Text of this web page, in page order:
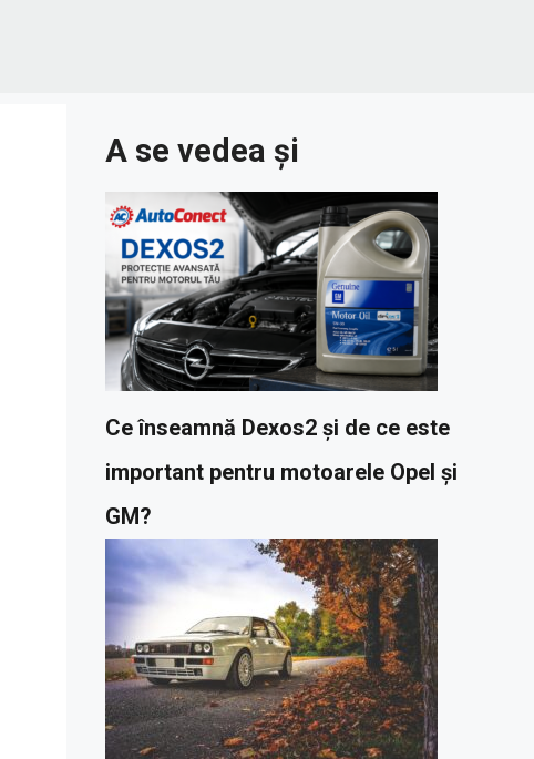
A se vedea și
Ce înseamnă Dexos2 și de ce este
important pentru motoarele Opel și
GM?